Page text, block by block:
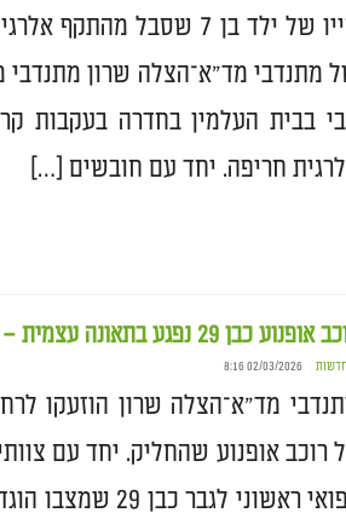
חייו של ילד בן 7 שסבל
מתנדבי מד"א־הצלה שרון מתנדבי
חריפה. יחד עם חובשים […]
כבן 29 נפגע בתאונה עצמית – מצבו בינוני
חדשות 02/03/2026 8:16
מד"א־הצלה שרון הוזעקו
רוכב אופנוע שהחליק. יחד עם
רפואי ראשוני